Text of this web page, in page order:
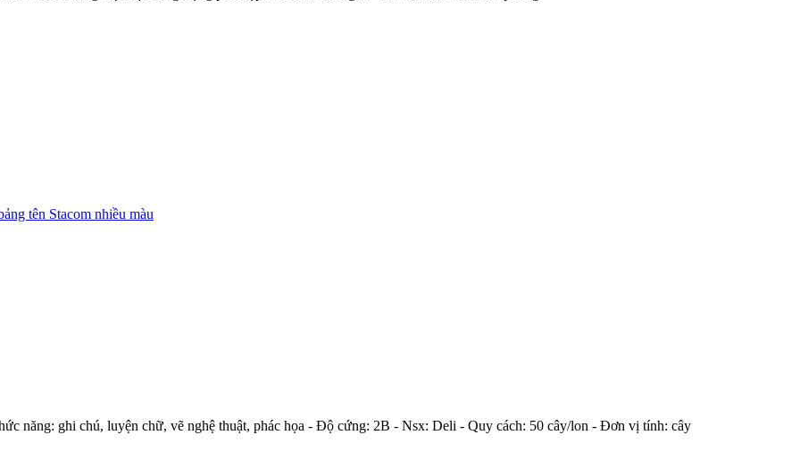
tên Stacom nhiều màu
năng: ghi chú, luyện chữ, vẽ nghệ thuật, phác họa - Độ cứng: 2B - Nsx: Deli - Quy cách: 50 cây/lon - Đơn vị tính: cây